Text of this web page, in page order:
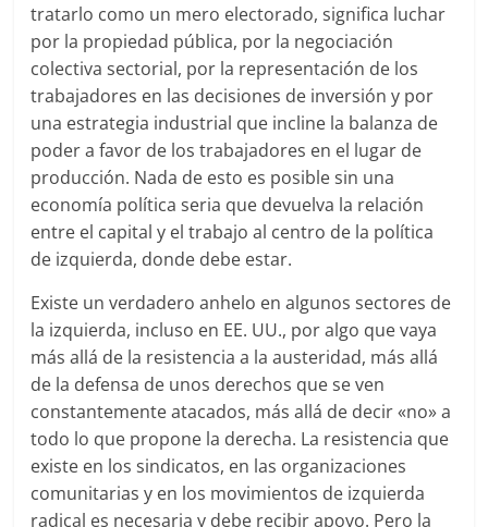
tratarlo como un mero electorado, significa luchar
por la propiedad pública, por la negociación
colectiva sectorial, por la representación de los
trabajadores en las decisiones de inversión y por
una estrategia industrial que incline la balanza de
poder a favor de los trabajadores en el lugar de
producción. Nada de esto es posible sin una
economía política seria que devuelva la relación
entre el capital y el trabajo al centro de la política
de izquierda, donde debe estar.
Existe un verdadero anhelo en algunos sectores de
la izquierda, incluso en EE. UU., por algo que vaya
más allá de la resistencia a la austeridad, más allá
de la defensa de unos derechos que se ven
constantemente atacados, más allá de decir «no» a
todo lo que propone la derecha. La resistencia que
existe en los sindicatos, en las organizaciones
comunitarias y en los movimientos de izquierda
radical es necesaria y debe recibir apoyo. Pero la